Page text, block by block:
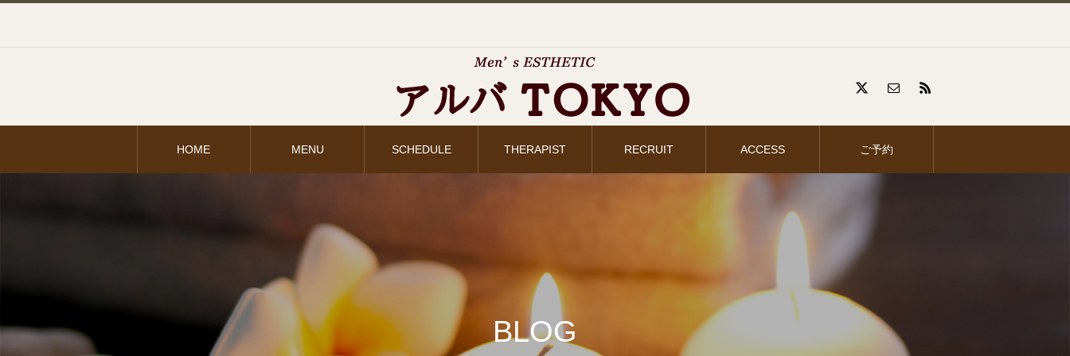
HOME MENU SCHEDULE THERAPIST RECRUIT ACCESS ご予約
BLOG